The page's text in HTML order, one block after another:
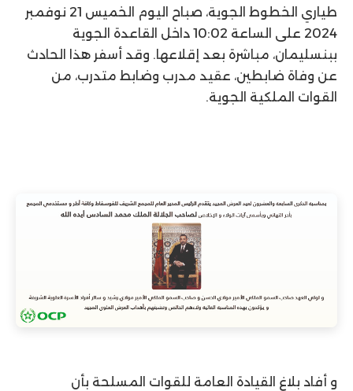
طياري الخطوط الجوية، صباح اليوم الخميس 21 نوفمبر
2024 على الساعة 10:02 داخل القاعدة الجوية
ببنسليمان، مباشرة بعد إقلاعها. وقد أسفر هذا الحادث
عن وفاة ضابطين، عقيد مدرب وضابط متدرب، من
القوات الملكية الجوية.
و أفاد بلاغ القيادة العامة للقوات المسلحة بأن